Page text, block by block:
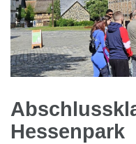
Hessenpark